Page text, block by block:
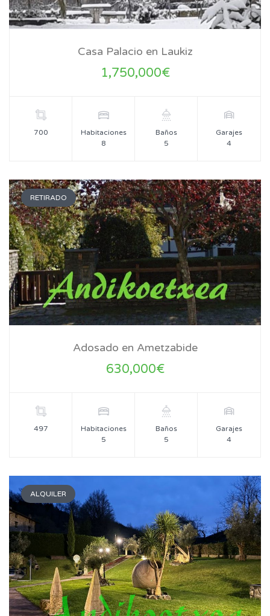
Casa Palacio en Laukiz
1,750,000€
700
Habitaciones
8
Baños
5
Garajes
4
RETIRADO
Adosado en Ametzabide
630,000€
497
Habitaciones
5
Baños
5
Garajes
4
ALQUILER